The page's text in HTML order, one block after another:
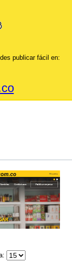
publicar fácil en: